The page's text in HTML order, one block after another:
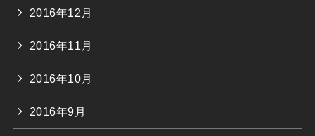
2016年12月
2016年11月
2016年10月
2016年9月